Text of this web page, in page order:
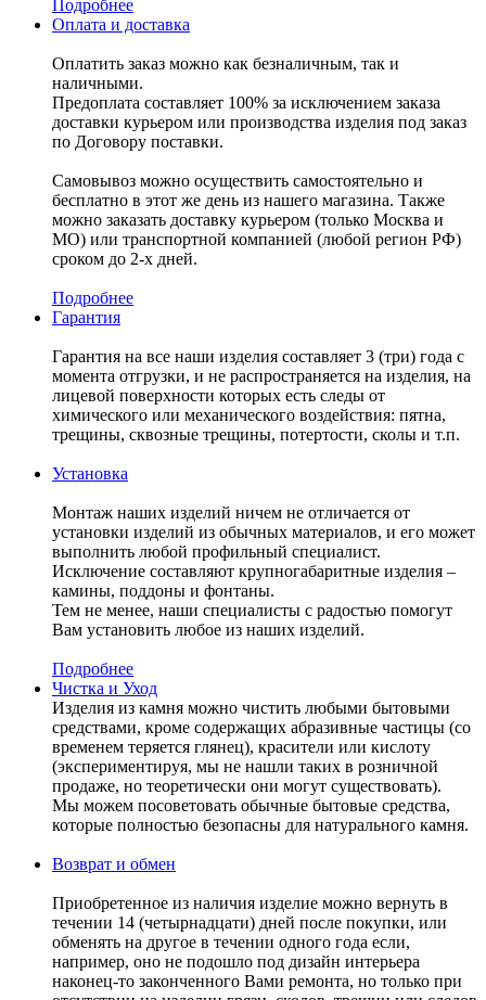
Подробнее
Оплата и доставка
Оплатить заказ можно как безналичным, так и
наличными.
Предоплата составляет 100% за исключением заказа
доставки курьером или производства изделия под заказ
по Договору поставки.
Самовывоз можно осуществить самостоятельно и
бесплатно в этот же день из нашего магазина. Также
можно заказать доставку курьером (только Москва и
МО) или транспортной компанией (любой регион РФ)
сроком до 2-х дней.
Подробнее
Гарантия
Гарантия на все наши изделия составляет 3 (три) года с
момента отгрузки, и не распространяется на изделия, на
лицевой поверхности которых есть следы от
химического или механического воздействия: пятна,
трещины, сквозные трещины, потертости, сколы и т.п.
Установка
Монтаж наших изделий ничем не отличается от
установки изделий из обычных материалов, и его может
выполнить любой профильный специалист.
Исключение составляют крупногабаритные изделия –
камины, поддоны и фонтаны.
Тем не менее, наши специалисты с радостью помогут
Вам установить любое из наших изделий.
Подробнее
Чистка и Уход
Изделия из камня можно чистить любыми бытовыми
средствами, кроме содержащих абразивные частицы (со
временем теряется глянец), красители или кислоту
(экспериментируя, мы не нашли таких в розничной
продаже, но теоретически они могут существовать).
Мы можем посоветовать обычные бытовые средства,
которые полностью безопасны для натурального камня.
Возврат и обмен
Приобретенное из наличия изделие можно вернуть в
течении 14 (четырнадцати) дней после покупки, или
обменять на другое в течении одного года если,
например, оно не подошло под дизайн интерьера
наконец-то законченного Вами ремонта, но только при